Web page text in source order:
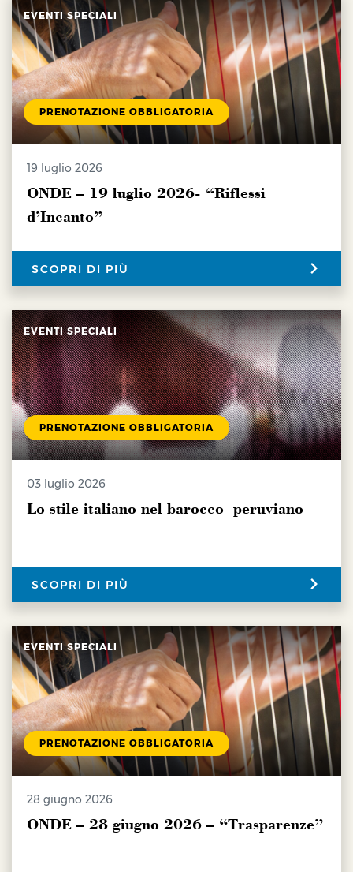
EVENTI SPECIALI
PRENOTAZIONE OBBLIGATORIA
19 luglio 2026
ONDE – 19 luglio 2026- “Riflessi
d’Incanto”
SCOPRI DI PIÙ
EVENTI SPECIALI
PRENOTAZIONE OBBLIGATORIA
03 luglio 2026
Lo stile italiano nel barocco peruviano
SCOPRI DI PIÙ
EVENTI SPECIALI
PRENOTAZIONE OBBLIGATORIA
28 giugno 2026
ONDE – 28 giugno 2026 – “Trasparenze”